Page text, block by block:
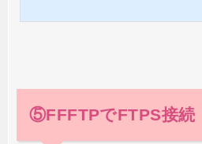
⑤FFFTPでFTPS接続